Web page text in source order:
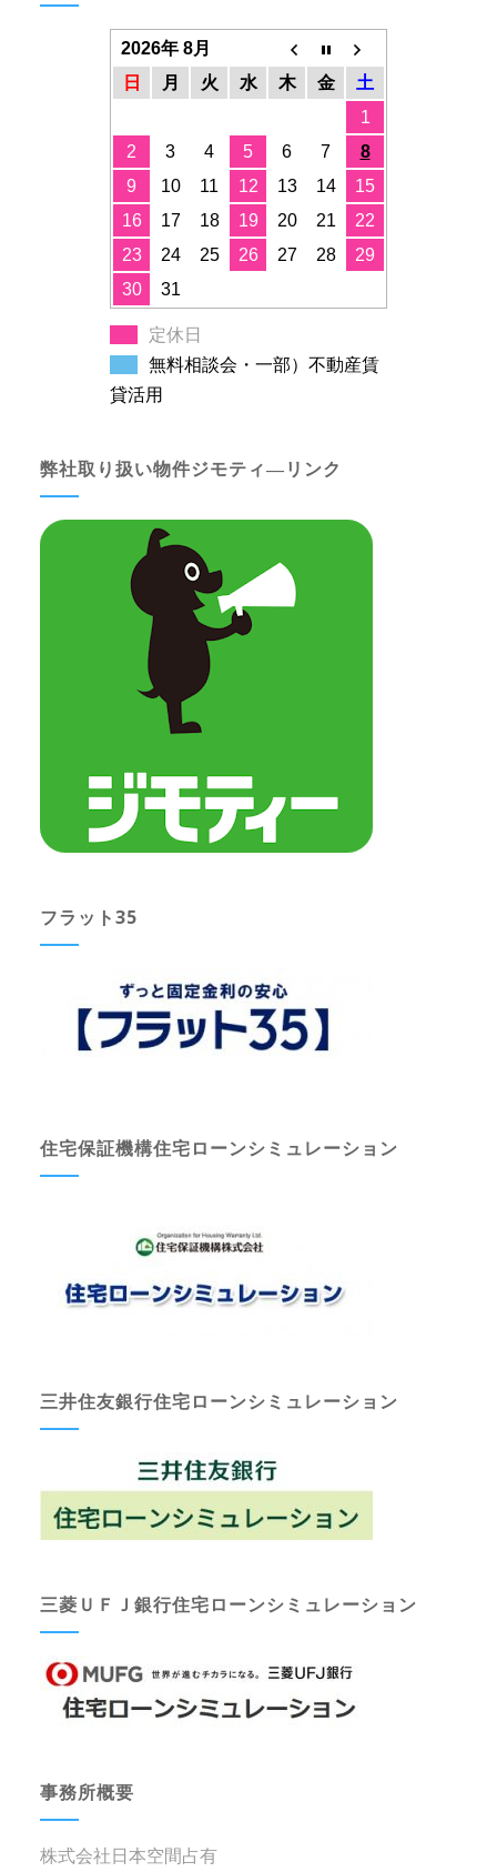
2026年 8月
日
月 火 水 木 金
土
1
2
3 4 5 6 7
8
9
10 11 12 13 14
15
16
17 18 19 20 21
22
23
24 25 26 27 28
29
30
31
定休日
無料相談会・一部）不動産賃
貸活用
弊社取り扱い物件ジモティ―リンク
フラット35
住宅保証機構住宅ローンシミュレーション
三井住友銀行住宅ローンシミュレーション
三菱ＵＦＪ銀行住宅ローンシミュレーション
事務所概要
株式会社日本空間占有